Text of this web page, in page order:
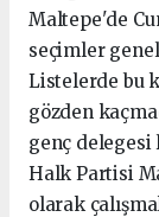
Maltepe'de
seçimler
Listelerde bu
gözden
genç
Halk Partisi
olarak